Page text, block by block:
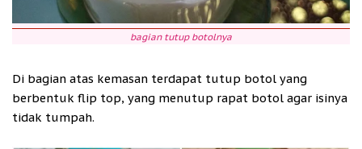
bagian tutup botolnya
Di bagian atas kemasan terdapat tutup botol yang
berbentuk flip top, yang menutup rapat botol agar isinya
tidak tumpah.